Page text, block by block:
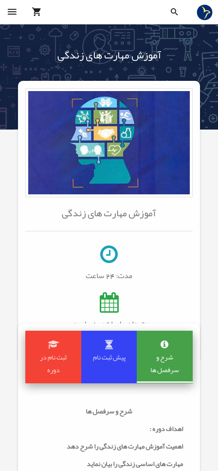
آموزش مهارت های زندگی
آموزش مهارت های زندگی
مدت:24 ساعت
تعداد جلسات: 10 جلسه
شرح و
سرفصل ها
پیش ثبت نام
ثبت نام در
دوره
شرح و سرفصل ها
اهداف دوره :
اهمیت آموزش مهارت های زندگی را شرح دهد
مهارت های اساسی زندگی را بیان نماید